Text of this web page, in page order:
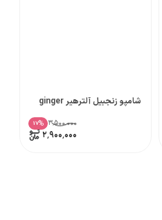
شامپو زنجبیل آلترهیر ginger
۳٬۵۰۰٬۰۰۰ %
17
۲٬۹۰۰٬۰۰۰